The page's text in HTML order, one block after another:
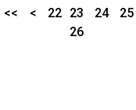
<< < 22 23 24
25
26